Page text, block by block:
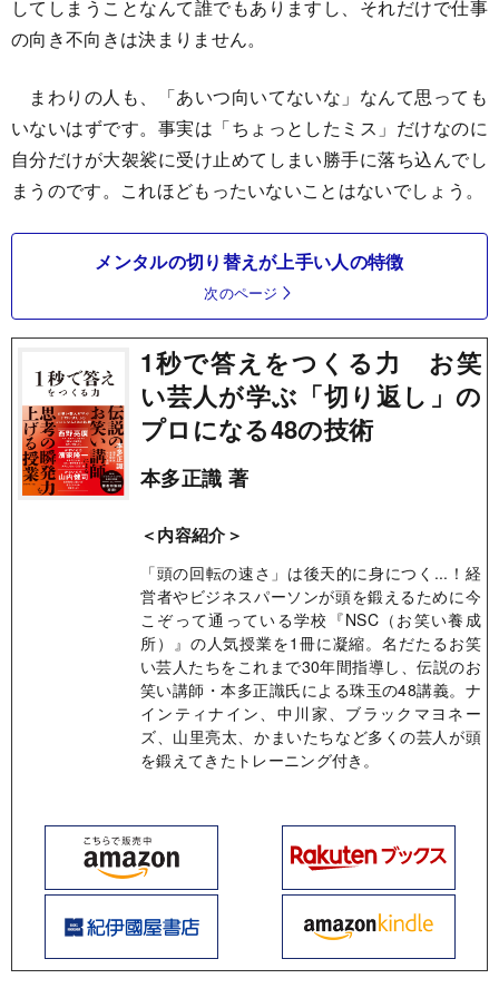
してしまうことなんて誰でもありますし、それだけで仕事
の向き不向きは決まりません。
まわりの人も、「あいつ向いてないな」なんて思っても
いないはずです。事実は「ちょっとしたミス」だけなのに
自分だけが大袈裟に受け止めてしまい勝手に落ち込んでし
まうのです。これほどもったいないことはないでしょう。
メンタルの切り替えが上手い人の特徴
次のページ
1秒で答えをつくる力 お笑
い芸人が学ぶ「切り返し」の
プロになる48の技術
本多正識 著
＜内容紹介＞
「頭の回転の速さ」は後天的に身につく...！経
営者やビジネスパーソンが頭を鍛えるために今
こぞって通っている学校『NSC（お笑い養成
所）』の人気授業を1冊に凝縮。名だたるお笑
い芸人たちをこれまで30年間指導し、伝説のお
笑い講師・本多正識氏による珠玉の48講義。ナ
インティナイン、中川家、ブラックマヨネー
ズ、山里亮太、かまいたちなど多くの芸人が頭
を鍛えてきたトレーニング付き。